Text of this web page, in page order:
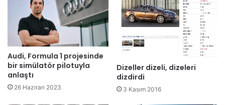
Audi, Formula 1 projesinde
bir simülatör pilotuyla
anlaştı
26 Haziran 2023
Dizeller dizeli, dizeleri
dizdirdi
3 Kasım 2016